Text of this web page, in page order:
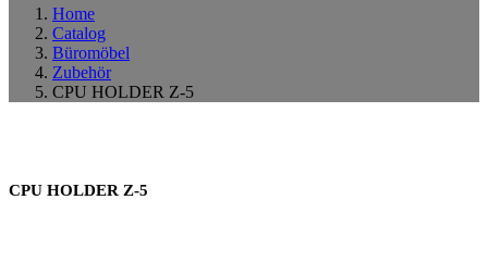
Home
Catalog
Büromöbel
Zubehör
CPU HOLDER Z-5
CPU HOLDER Z-5